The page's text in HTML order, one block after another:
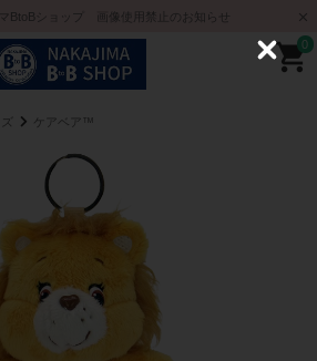
マBtoBショップ 画像使用禁止のお知らせ
0
ケアベア™
C